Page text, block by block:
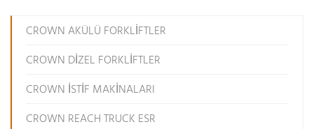
CROWN AKÜLÜ FORKLİFTLER
CROWN DİZEL FORKLİFTLER
CROWN İSTİF MAKİNALARI
CROWN REACH TRUCK ESR